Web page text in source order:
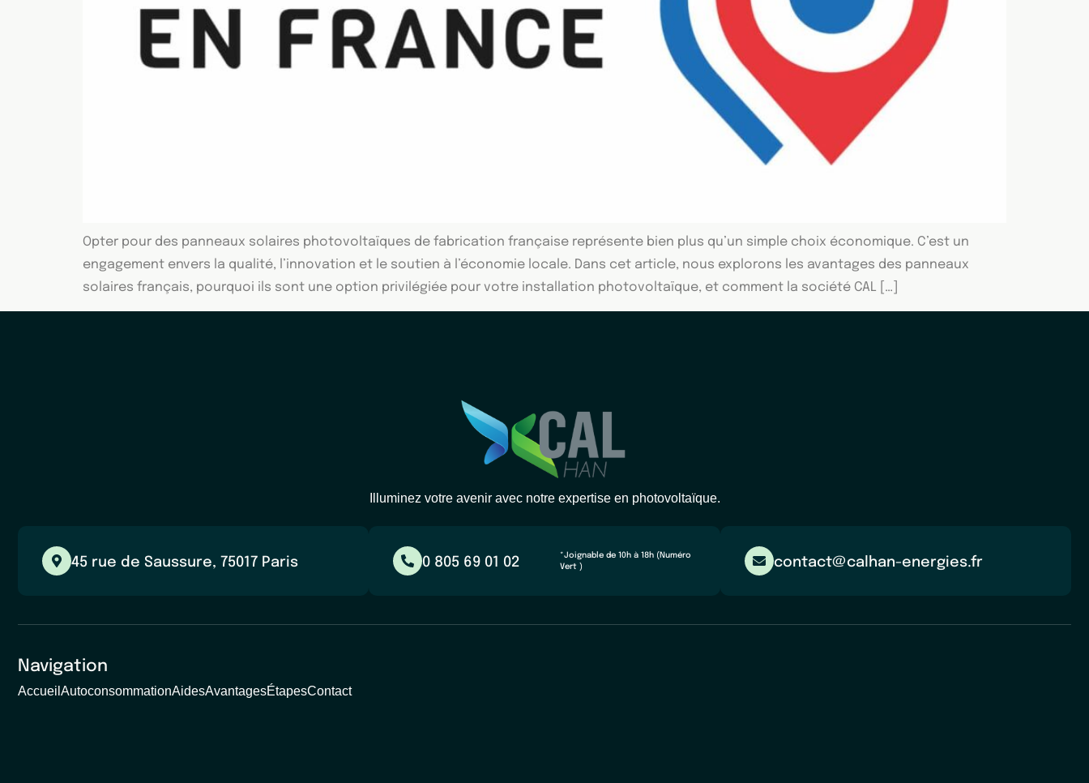
Opter pour des panneaux solaires photovoltaïques de fabrication française représente bien plus qu’un simple choix économique. C’est un
engagement envers la qualité, l’innovation et le soutien à l’économie locale. Dans cet article, nous explorons les avantages des panneaux
solaires français, pourquoi ils sont une option privilégiée pour votre installation photovoltaïque, et comment la société CAL […]
Illuminez votre avenir avec notre expertise en photovoltaïque.
45 rue de Saussure, 75017 Paris 0 805 69 01 02
*Joignable de 10h à 18h (Numéro
Vert )
contact@calhan-energies.fr
Navigation
Accueil AutoconsommationAidesAvantagesÉtapesContact